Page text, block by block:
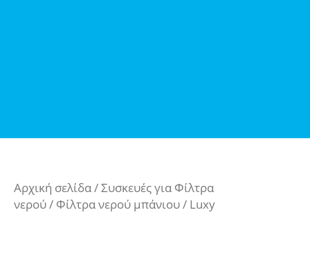
Αρχική σελίδα/Συσκευές για Φίλτρα
νερού/ Φίλτρα νερού μπάνιου/ Luxy